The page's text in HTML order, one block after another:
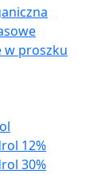
w proszku
12%
30%